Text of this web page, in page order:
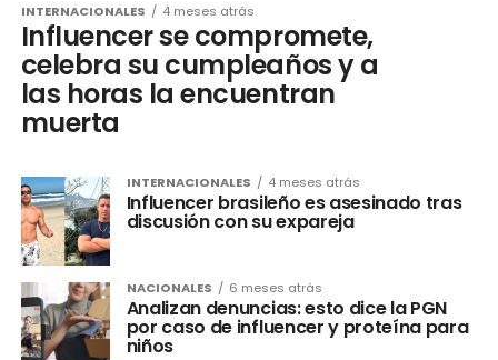
INTERNACIONALES 4 meses atrás
Influencer se compromete,
celebra su cumpleaños y a
las horas la encuentran
muerta
INTERNACIONALES 4 meses atrás
Influencer brasileño es asesinado tras
discusión con su expareja
NACIONALES 6 meses atrás
Analizan denuncias: esto dice la PGN
por caso de influencer y proteína para
niños